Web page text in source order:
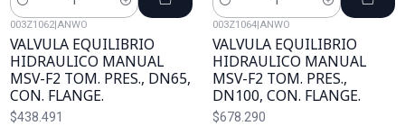
Cantidad Cantidad
003Z1062|ANWO
VALVULA EQUILIBRIO
HIDRAULICO MANUAL
MSV-F2 TOM. PRES., DN65,
CON. FLANGE.
$438.491
003Z1064|ANWO
VALVULA EQUILIBRIO
HIDRAULICO MANUAL
MSV-F2 TOM. PRES.,
DN100, CON. FLANGE.
$678.290